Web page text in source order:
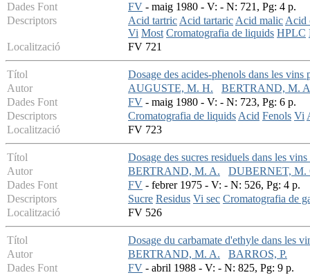
Dades Font
FV - maig 1980 - V: - N: 721, Pg: 4 p.
Descriptors
Acid tartricAcid tartaricAcid malicAcid
Vi Most Cromatografia de liquids HPLC
Localització
FV 721
Títol
Dosage des acides-phenols dans les
Autor
AUGUSTE, M. H.
BERTRAND, M.
Dades Font
FV - maig 1980 - V: - N: 723, Pg: 6 p.
Descriptors
Cromatografia de liquidsAcid Fenols Vi
Localització
FV 723
Títol
Dosage des sucres residuels dans les
Autor
BERTRAND, M. A.
DUBERNET, M.
Dades Font
FV - febrer 1975 - V: - N: 526, Pg: 4 p.
Descriptors
Sucre Residus Vi sec Cromatografia de
Localització
FV 526
Títol
Dosage du carbamate d'ethyle dans les
Autor
BERTRAND, M. A.
BARROS, P.
Dades Font
FV - abril 1988 - V: - N: 825, Pg: 9 p.